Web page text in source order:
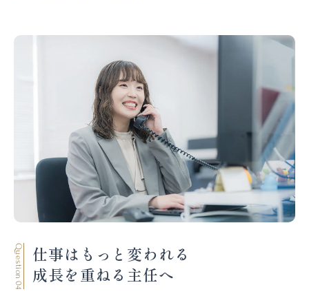
Question 04 仕事はもっと変われる
成長を重ねる主任へ